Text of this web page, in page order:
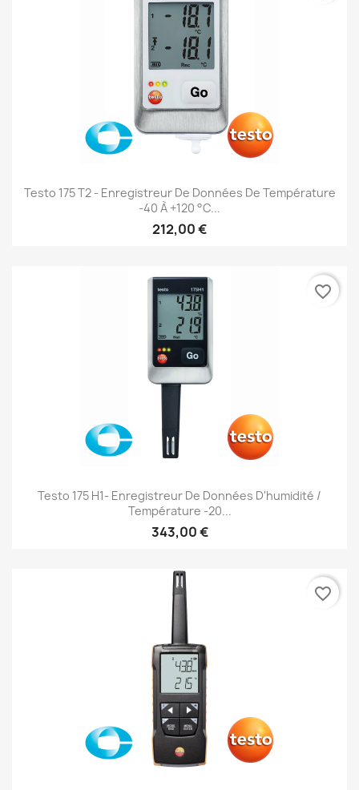
Testo 175 T2 - Enregistreur De Données De Température
-40 À +120 °C...
212,00 €
Testo 175 H1- Enregistreur De Données D'humidité /
Température -20...
343,00 €
favorite_border
favorite_border